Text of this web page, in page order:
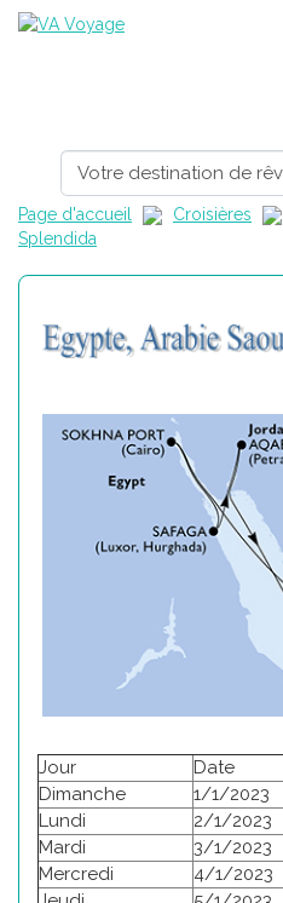
Page d'accueil Croisières
Splendida
Jour Date
Dimanche
1/1/2023
Lundi
2/1/2023
Mardi
3/1/2023
Mercredi
4/1/2023